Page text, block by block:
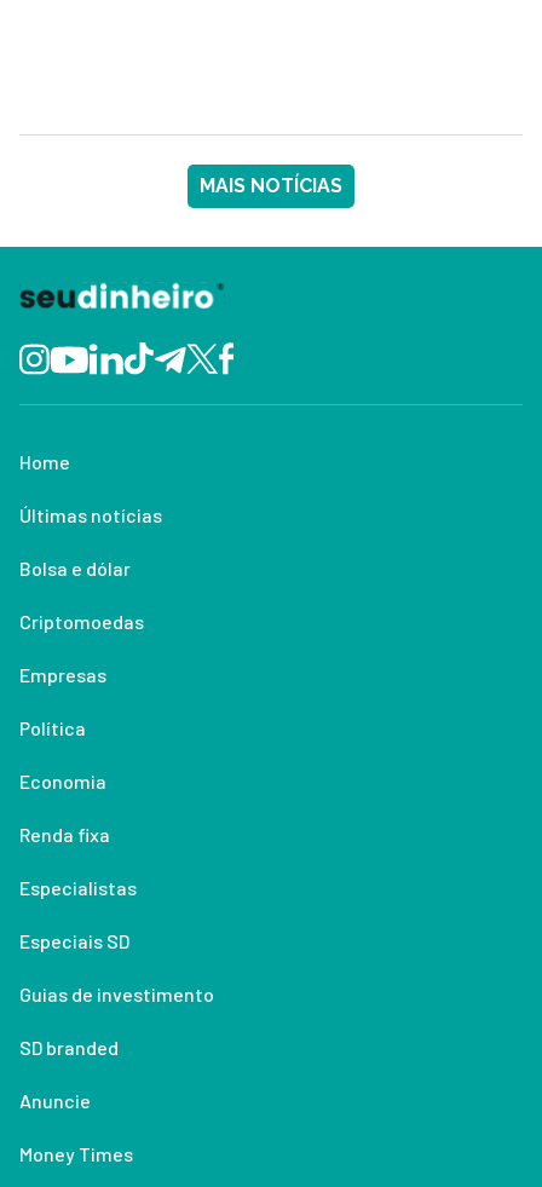
MAIS NOTÍCIAS
Home
Últimas notícias
Bolsa e dólar
Criptomoedas
Empresas
Política
Economia
Renda fixa
Especialistas
Especiais SD
Guias de investimento
SD branded
Anuncie
Money Times